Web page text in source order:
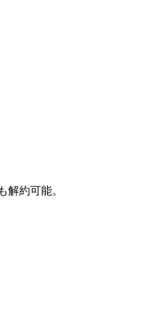
解約可能。